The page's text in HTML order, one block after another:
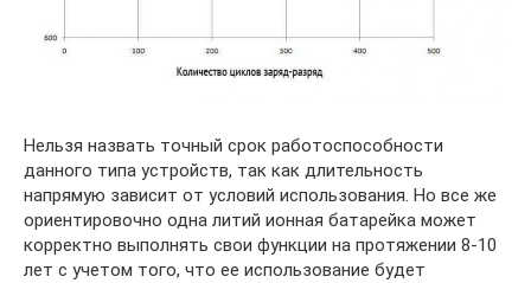
Нельзя назвать точный срок работоспособности
данного типа устройств, так как длительность
напрямую зависит от условий использования. Но все же
ориентировочно одна литий ионная батарейка может
корректно выполнять свои функции на протяжении 8-10
лет с учетом того, что ее использование будет